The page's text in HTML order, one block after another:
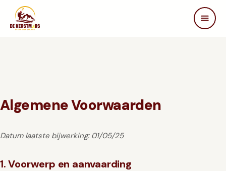
Beleving
Partners
In de media
Algemene Voorwaarden
Datum laatste bijwerking: 01/05/25
1. Voorwerp en aanvaarding